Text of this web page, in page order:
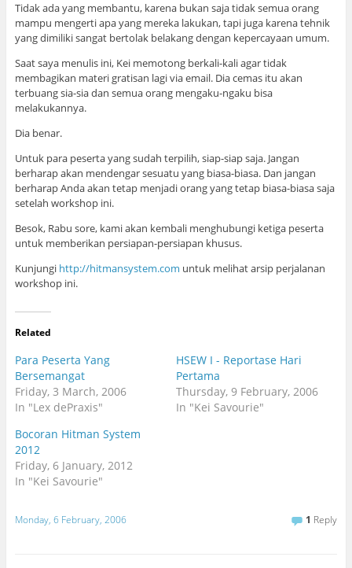
Tidak ada yang membantu, karena bukan saja tidak semua orang
mampu mengerti apa yang mereka lakukan, tapi juga karena tehnik
yang dimiliki sangat bertolak belakang dengan kepercayaan umum.
Saat saya menulis ini, Kei memotong berkali-kali agar tidak
membagikan materi gratisan lagi via email. Dia cemas itu akan
terbuang sia-sia dan semua orang mengaku-ngaku bisa
melakukannya.
Dia benar.
Untuk para peserta yang sudah terpilih, siap-siap saja. Jangan
berharap akan mendengar sesuatu yang biasa-biasa. Dan jangan
berharap Anda akan tetap menjadi orang yang tetap biasa-biasa saja
setelah workshop ini.
Besok, Rabu sore, kami akan kembali menghubungi ketiga peserta
untuk memberikan persiapan-persiapan khusus.
Kunjungi http://hitmansystem.com untuk melihat arsip perjalanan
workshop ini.
Related
Para Peserta Yang
Bersemangat
Friday, 3 March, 2006
In "Lex dePraxis"
HSEW I - Reportase Hari
Pertama
Thursday, 9 February, 2006
In "Kei Savourie"
Bocoran Hitman System
2012
Friday, 6 January, 2012
In "Kei Savourie"
Monday, 6 February, 2006 1 Reply